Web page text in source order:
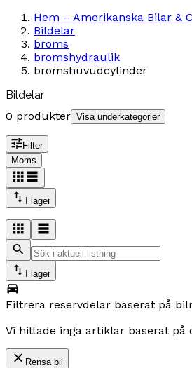
Hem – Amerikanska Bilar &
Bildelar
broms
bromshydraulik
bromshuvudcylinder
Bildelar
0 produkter Visa underkategorier
Filter
Moms
I lager
I lager
Filtrera reservdelar baserat på
Vi hittade inga artiklar baserat på
Rensa bil